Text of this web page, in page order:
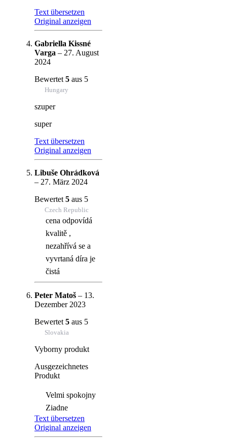
Text übersetzen
Original anzeigen
Gabriella Kissné
Varga – 27. August
2024
Bewertet 5 aus 5
Hungary
szuper
super
Text übersetzen
Original anzeigen
Libuše Ohrádková
– 27. März 2024
Bewertet 5 aus 5
Czech Republic
cena odpovídá
kvalitě ,
nezahřívá se a
vyvrtaná díra je
čistá
Peter Matoš – 13.
Dezember 2023
Bewertet 5 aus 5
Slovakia
Vyborny produkt
Ausgezeichnetes
Produkt
Velmi spokojny
Ziadne
Text übersetzen
Original anzeigen